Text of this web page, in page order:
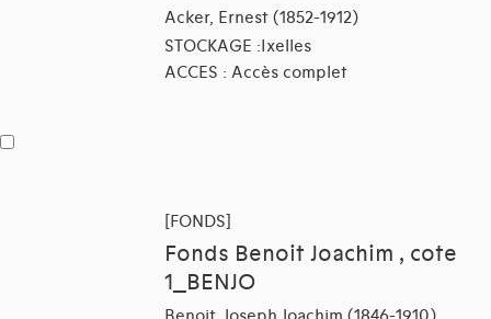
Acker, Ernest (1852-1912)
STOCKAGE :Ixelles
ACCES : Accès complet
[FONDS]
Fonds Benoit Joachim , cote
1_BENJO